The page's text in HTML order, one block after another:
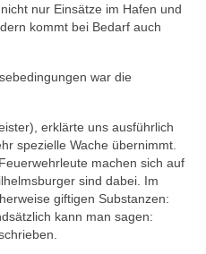
nur Einsätze im Hafen und
kommt bei Bedarf auch
war die
erklärte uns ausführlich
spezielle Wache übernimmt.
machen sich auf
sind dabei. Im
giftigen Substanzen:
kann man sagen: